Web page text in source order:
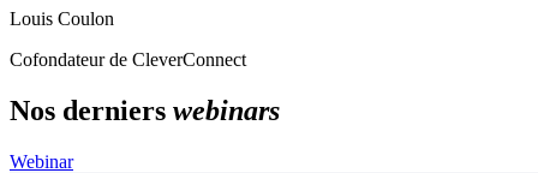
Louis Coulon
Cofondateur de CleverConnect
Nos derniers webinars
Webinar